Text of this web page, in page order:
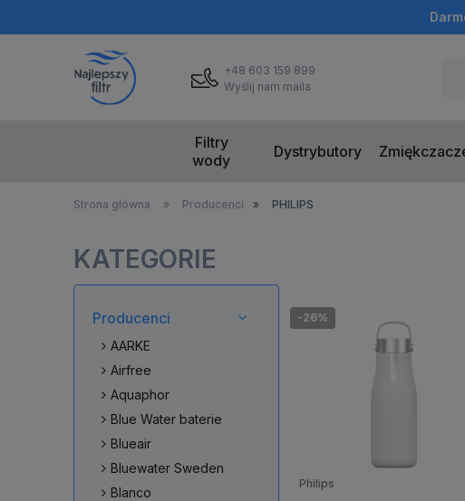
+48 603 159 899
Wyślij nam maila
Filtry
wody
Dystrybutory
Strona główna » Producenci » PHILIPS
KATEGORIE
Producenci
AARKE
Airfree
Aquaphor
Blue Water baterie
Blueair
Bluewater Sweden
Blanco
Philips
-26%